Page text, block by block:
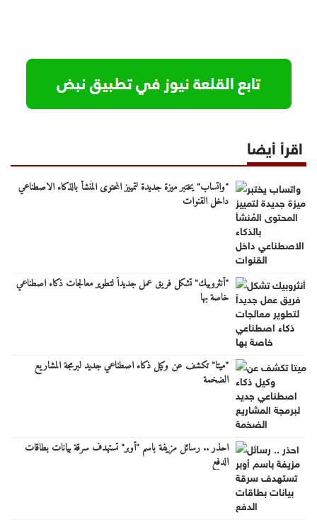
اقرأ أيضا
"واتساب" يختبر ميزة جديدة لتمييز المحتوى المُنشأ بالذكاء الاصطناعي
داخل القنوات
"أنثروبيك" تشكل فريق عمل جديداً لتطوير معالجات ذكاء اصطناعي
خاصة بها
"ميتا" تكشف عن وكيل ذكاء اصطناعي جديد لبرمجة المشاريع
الضخمة
احذر .. رسائل مزيفة باسم "أوبر" تستهدف سرقة بيانات بطاقات
الدفع